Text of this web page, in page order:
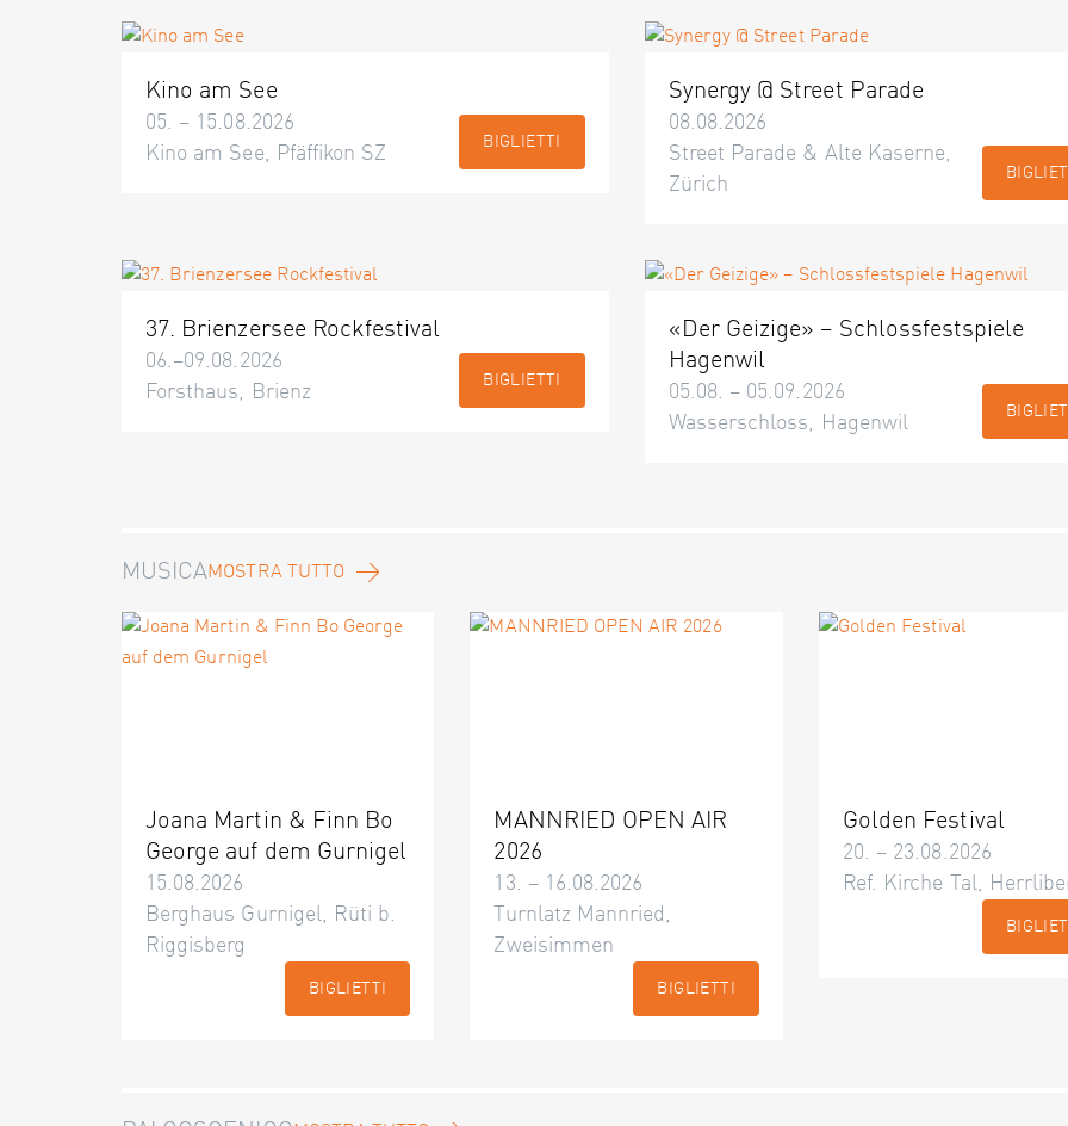
Kino am See
05. – 15.08.2026
Kino am See, Pfäffikon SZ
BIGLIETTI
Synergy @ Street Parade
08.08.2026
Street Parade & Alte Kaserne,
Zürich
37. Brienzersee Rockfestival
06.–09.08.2026
Forsthaus, Brienz
BIGLIETTI
«Der Geizige» – Schlossfestspiele
Hagenwil
05.08. – 05.09.2026
Wasserschloss, Hagenwil
MUSICAMOSTRA TUTTO
Joana Martin & Finn Bo
George auf dem Gurnigel
15.08.2026
Berghaus Gurnigel, Rüti b.
Riggisberg
BIGLIETTI
MANNRIED OPEN AIR
2026
13. – 16.08.2026
Turnlatz Mannried,
Zweisimmen
BIGLIETTI
Golden Festival
20. – 23.08.2026
Ref. Kirche Tal,